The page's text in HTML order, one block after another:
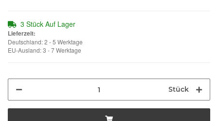
3 Stück Auf Lager
Lieferzeit:
Deutschland: 2 - 5 Werktage
EU-Ausland: 3 - 7 Werktage
Stück